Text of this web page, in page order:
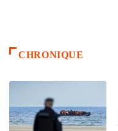
CHRONIQUE